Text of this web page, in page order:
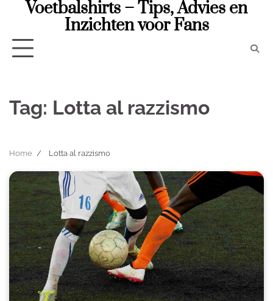
Voetbalshirts – Tips, Advies en
Inzichten voor Fans
Tag: Lotta al razzismo
Home Lotta al razzismo